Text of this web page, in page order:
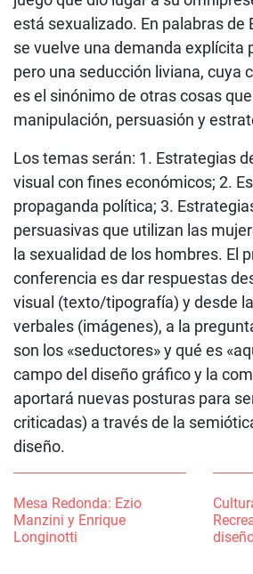
está sexualizado. En palabras de
se vuelve una demanda explícita
pero una seducción liviana, cuya
es el sinónimo de otras cosas
manipulación, persuasión y
Los temas serán: 1. Estrategias
visual con fines económicos; 2.
propaganda política; 3.
persuasivas que utilizan las
la sexualidad de los hombres. El
conferencia es dar respuestas
visual (texto/tipografía) y desde
verbales (imágenes), a la
son los «seductores» y qué es
campo del diseño gráfico y la
aportará nuevas posturas para
criticadas) a través de la
diseño.
Mesa Redonda: Ezio
Manzini y Enrique
Longinotti